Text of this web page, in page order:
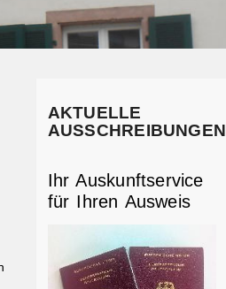
AKTUELLE
AUSSCHREIBUNGEN
Ihr Auskunftservice
für Ihren Ausweis